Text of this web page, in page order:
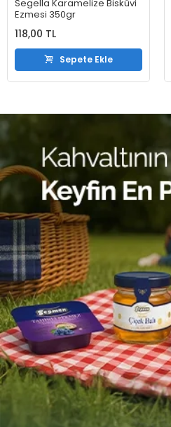
Segella Karamelize Bisküvi
Ezmesi 350gr
118,00 TL
Sepete Ekle